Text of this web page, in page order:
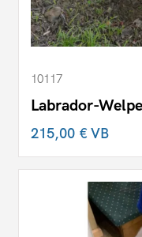
10117
Labrador-
215,00 €VB